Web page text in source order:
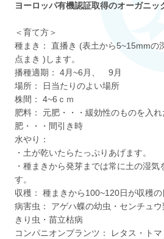
ヨーロッパ有機認証取得のオーガニッ
＜育て方＞
種まき： 直播き (表土から5~15mmの
点まき )します。
播種適期： 4月~6月、 9月
場所： 日当たりのよい場所
株間： 4~6ｃｍ
肥料： 元肥・・・緩効性のものを入
肥・・・間引き時
水やり：
・土が乾いたらたっぷりあげます。
・種まきから発芽までは常に土の湿気
す。
収穫： 種まきから100~120日が収穫の
病害虫： アゲハ蝶の幼虫・センチュ
きり虫・苗立枯病
コンパニオンプランツ： レタス・ト